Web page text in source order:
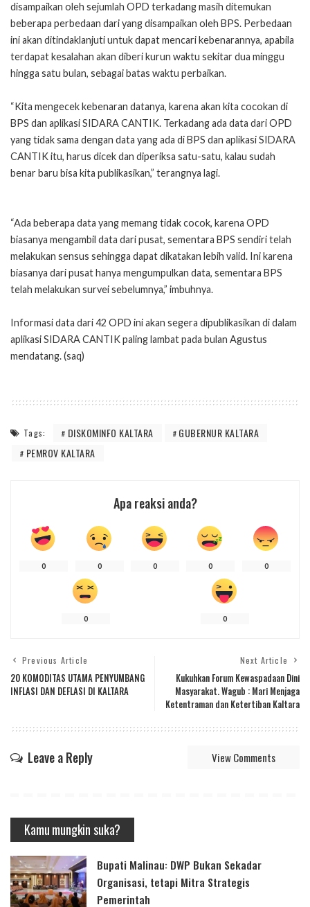
disampaikan oleh sejumlah OPD terkadang masih ditemukan
beberapa perbedaan dari yang disampaikan oleh BPS. Perbedaan
ini akan ditindaklanjuti untuk dapat mencari kebenarannya, apabila
terdapat kesalahan akan diberi kurun waktu sekitar dua minggu
hingga satu bulan, sebagai batas waktu perbaikan.
“Kita mengecek kebenaran datanya, karena akan kita cocokan di
BPS dan aplikasi SIDARA CANTIK. Terkadang ada data dari OPD
yang tidak sama dengan data yang ada di BPS dan aplikasi SIDARA
CANTIK itu, harus dicek dan diperiksa satu-satu, kalau sudah
benar baru bisa kita publikasikan,” terangnya lagi.
“Ada beberapa data yang memang tidak cocok, karena OPD
biasanya mengambil data dari pusat, sementara BPS sendiri telah
melakukan sensus sehingga dapat dikatakan lebih valid. Ini karena
biasanya dari pusat hanya mengumpulkan data, sementara BPS
telah melakukan survei sebelumnya,” imbuhnya.
Informasi data dari 42 OPD ini akan segera dipublikasikan di dalam
aplikasi SIDARA CANTIK paling lambat pada bulan Agustus
mendatang. (saq)
Tags: DISKOMINFO KALTARA
GUBERNUR KALTARA
PEMROV KALTARA
Apa reaksi anda?
0 0 0 0 0
0 0
Previous Article
20 KOMODITAS UTAMA PENYUMBANG
INFLASI DAN DEFLASI DI KALTARA
Next Article
Kukuhkan Forum Kewaspadaan Dini
Masyarakat. Wagub : Mari Menjaga
Ketentraman dan Ketertiban Kaltara
Leave a Reply View Comments
Kamu mungkin suka?
Bupati Malinau: DWP Bukan Sekadar
Organisasi, tetapi Mitra Strategis
Pemerintah